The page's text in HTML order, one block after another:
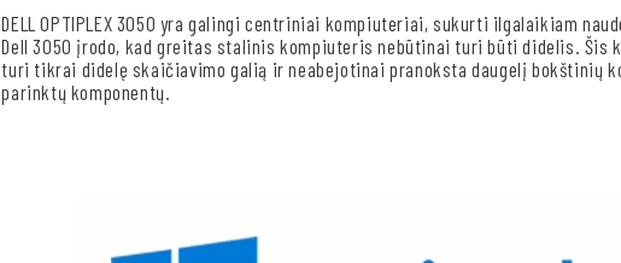
DELL OPTIPLEX 3050 yra galingi centriniai kompiuteriai, sukurti ilgalaikiam
Dell 3050 įrodo, kad greitas stalinis kompiuteris nebūtinai turi būti didelis. Šis
turi tikrai didelę skaičiavimo galią ir neabejotinai pranoksta daugelį bokštinių
parinktų komponentų.